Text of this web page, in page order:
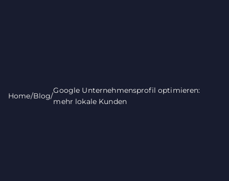
Home/Blog/
Google Unternehmensprofil optimieren:
mehr lokale Kunden